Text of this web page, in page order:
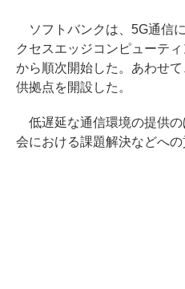
ソフトバンクは、5G通信
クセスエッジコンピューテ
から順次開始した。あわせ
供拠点を開設した。
低遅延な通信環境の提供
会における課題解決などへの